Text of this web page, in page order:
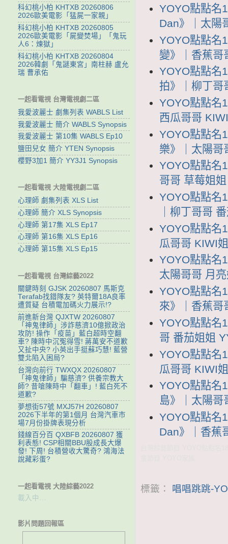
YOYO點點名
Dan》｜太陽
YOYO點點名
變》｜香蕉哥
YOYO點點名
拍》｜柳丁哥
YOYO點點名
西瓜哥哥
YOYO點點名
樂》｜太陽哥
YOYO點點名
哥哥 草莓姐
YOYO點點名
｜柳丁哥哥
YOYO點點名
瓜哥哥 KIWI
YOYO點點名
太陽哥哥 月
YOYO點點名
來》｜香蕉哥
YOYO點點名
哥 番茄姐姐
YOYO點點名
瓜哥哥 KIWI
YOYO點點名
島》｜太陽
YOYO點點名
Dan》｜香蕉
標籤： 唱唱跳跳-
科幻桃小柏 KHTXB 20260806
2026歐美電影「猛屍一家親」
科幻桃小柏 KHTXB 20260805
2026歐美電影「屍變焚場」「鬼玩
人6：煉獄」
科幻桃小柏 KHTXB 20260804
2026韓劇「鬼謎東宮」南柱赫 盧允
瑞 曹承佑
一起看電視 台灣電視劇二區
我愛波麗士 劇集列表 WABLS List
我愛波麗士 簡介 WABLS Synopsis
我愛波麗士 第10集 WABLS Ep10
鹽田兒女 簡介 YTEN Synopsis
櫻野3加1 簡介 YY3J1 Synopsis
一起看電視 大陸電視劇二區
心理師 劇集列表 XLS List
心理師 簡介 XLS Synopsis
心理師 第17集 XLS Ep17
心理師 第16集 XLS Ep16
心理師 第15集 XLS Ep15
一起看電視 台灣綜藝2022
關鍵時刻 GJSK 20260807 馬斯克
Terafab找錯隊友? 英特爾18A良率
遭質疑 台積電加碼火力展示!?
前進新台灣 QJXTW 20260807
「神鬼律師」涉詐慈濟10億掀政治
攻防! 操作「疫苗」藍白超時空翻
車? 陳時中沉冤得雪! 蔣萬安不道歉
又扯中央? 小英出手挺蘇巧慧! 藍營
雙北陷入困局?
台灣向前行 TWXQX 20260807
「神鬼律師」騙慈濟? 供養宗教大
師? 昔嗆陳時中「翻車」! 藍白死不
道歉?
夢想街57號 MXJ57H 20260807
2026下半年的第1個月 台灣汽車市
場7月份掛牌表現分析
錢線百分百 QXBFB 20260807 獲
利表態! CSP相關BBU股成長大爆
發! 下周! 台積營收大驚奇? 鴻海法
說藏彩蛋?
一起看電視 大陸綜藝2022
載入中…
影片問題回報區